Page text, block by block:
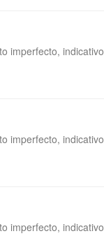
imperfecto, indicativo
imperfecto, indicativo
imperfecto, indicativo